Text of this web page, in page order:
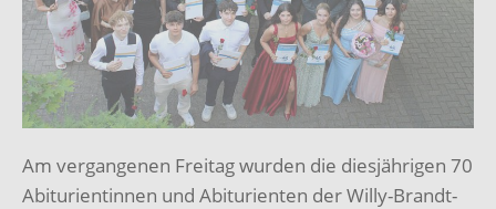
Am vergangenen Freitag wurden die diesjährigen 70
Abiturientinnen und Abiturienten der Willy-Brandt-